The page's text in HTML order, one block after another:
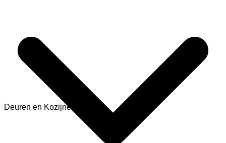
Deuren en Kozijnen